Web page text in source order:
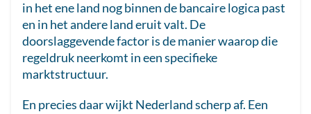
in het ene land nog binnen de bancaire logica past
en in het andere land eruit valt. De
doorslaggevende factor is de manier waarop die
regeldruk neerkomt in een specifieke
marktstructuur.
En precies daar wijkt Nederland scherp af. Een